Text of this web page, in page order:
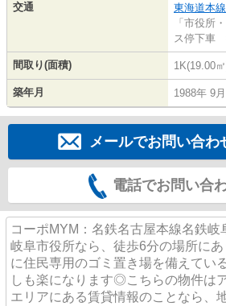
交通
東海道本線
「市役所
ス停下車
間取り(面積) 1K(19.00
築年月 1988年 9
メールでお問い合わ
電話でお問い合
コーポMYM：名鉄名古屋本線名鉄
岐阜市役所なら、徒歩6分の場所に
に住民専用のゴミ置き場を備えてい
しも楽になります◎こちらの物件は
エリアにある賃貸情報のことなら、